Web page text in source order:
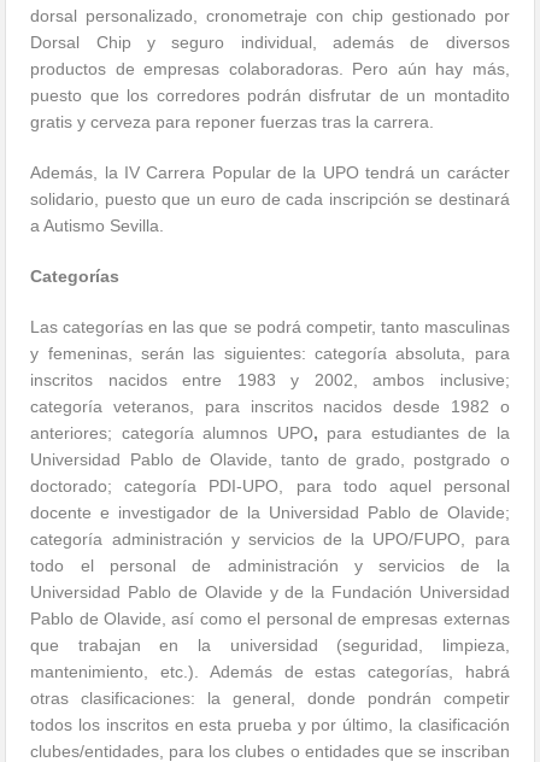
dorsal personalizado, cronometraje con chip gestionado por
Dorsal Chip y seguro individual, además de diversos
productos de empresas colaboradoras. Pero aún hay más,
puesto que los corredores podrán disfrutar de un montadito
gratis y cerveza para reponer fuerzas tras la carrera.
Además, la IV Carrera Popular de la UPO tendrá un carácter
solidario, puesto que un euro de cada inscripción se destinará
a Autismo Sevilla.
Categorías
Las categorías en las que se podrá competir, tanto masculinas
y femeninas, serán las siguientes: categoría absoluta, para
inscritos nacidos entre 1983 y 2002, ambos inclusive;
categoría veteranos, para inscritos nacidos desde 1982 o
anteriores; categoría alumnos UPO, para estudiantes de la
Universidad Pablo de Olavide, tanto de grado, postgrado o
doctorado; categoría PDI-UPO, para todo aquel personal
docente e investigador de la Universidad Pablo de Olavide;
categoría administración y servicios de la UPO/FUPO, para
todo el personal de administración y servicios de la
Universidad Pablo de Olavide y de la Fundación Universidad
Pablo de Olavide, así como el personal de empresas externas
que trabajan en la universidad (seguridad, limpieza,
mantenimiento, etc.). Además de estas categorías, habrá
otras clasificaciones: la general, donde pondrán competir
todos los inscritos en esta prueba y por último, la clasificación
clubes/entidades, para los clubes o entidades que se inscriban